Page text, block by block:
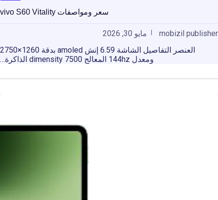
سعر ومواصفات vivo S60 Vitality
mobizil publisher
مايو 30, 2026
العنصر التفاصيل الشاشة 6.59 إنش amoled بدقة 1260×2750
ومعدل 144hz المعالج dimensity 7500 الذاكرة…